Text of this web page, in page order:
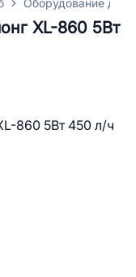
Оборудование для
XL-860 5Вт